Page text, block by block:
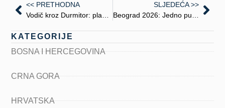
<< PRETHODNA
Vodič kroz Durmitor: planinski svijet koji spaja divlju prirodu, tradiciju i savremeni turizam
SLJEDEĆA >>
Beograd 2026: Jedno putovanje, hiljadu priča – Sajam turizma koji spaja svijet
KATEGORIJE
BOSNA I HERCEGOVINA
CRNA GORA
HRVATSKA